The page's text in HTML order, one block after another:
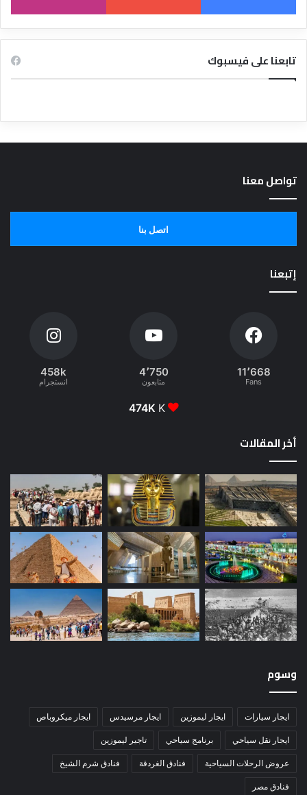
تابعنا على فيسبوك
تواصل معنا
اتصل بنا
إتبعنا
11٬668
Fans
4٬750
متابعون
458k
انستجرام
474K K
أخر المقالات
وسوم
ايجار سيارات ايجار ليموزين ايجار مرسيدس ايجار ميكروباص
ايجار نقل سياحي برنامج سياحي تاجير ليموزين
عروض الرحلات السياحية فنادق الغردقة فنادق شرم الشيخ
فنادق مصر